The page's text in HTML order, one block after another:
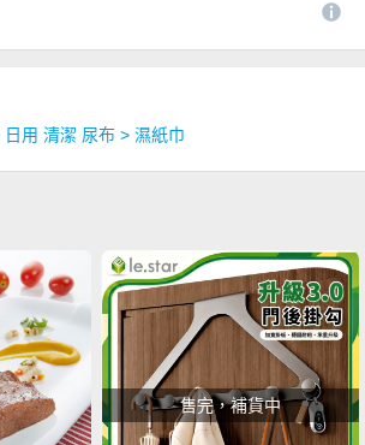
日用 清潔 尿布 > 濕紙巾
售完，補貨中